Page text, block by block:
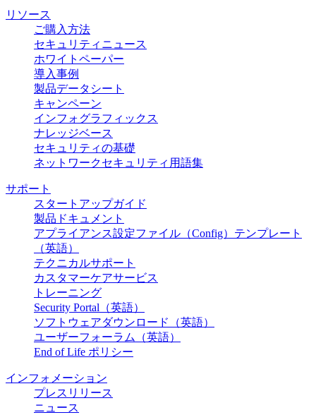
リソース
ご購入方法
セキュリティニュース
ホワイトペーパー
導入事例
製品データシート
キャンペーン
インフォグラフィックス
ナレッジベース
セキュリティの基礎
ネットワークセキュリティ用語集
サポート
スタートアップガイド
製品ドキュメント
アプライアンス設定ファイル（Config）テンプレート
（英語）
テクニカルサポート
カスタマーケアサービス
トレーニング
Security Portal（英語）
ソフトウェアダウンロード（英語）
ユーザーフォーラム（英語）
End of Life ポリシー
インフォメーション
プレスリリース
ニュース